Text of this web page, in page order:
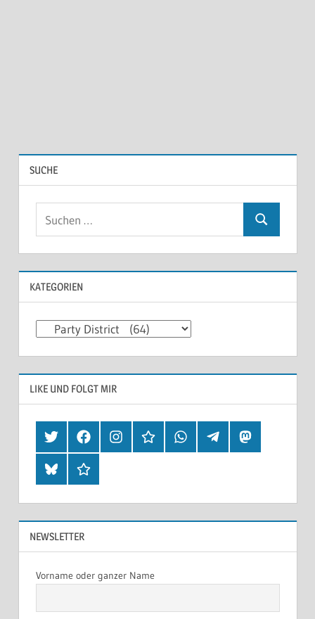
SUCHE
KATEGORIEN
Kategorien
LIKE UND FOLGT MIR
TwitterFacebookInstagramHearthisWhatsappTelegramMastodon
BlueskyThreads
NEWSLETTER
Vorname oder ganzer Name